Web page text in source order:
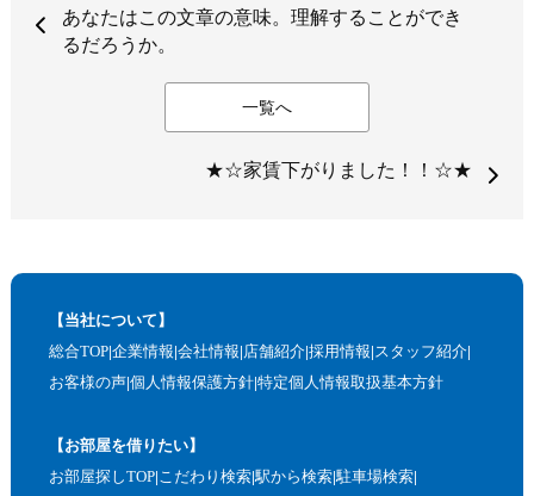
あなたはこの文章の意味。理解することができ
るだろうか。
一覧へ
★☆家賃下がりました！！☆★
【当社について】
総合TOP 企業情報 会社情報 店舗紹介 採用情報 スタッフ紹介
お客様の声 個人情報保護方針 特定個人情報取扱基本方針
【お部屋を借りたい】
お部屋探しTOP こだわり検索 駅から検索 駐車場検索